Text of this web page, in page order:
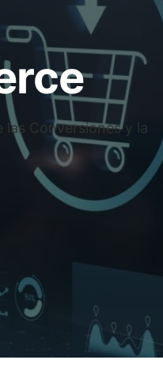
las Conversiones y la